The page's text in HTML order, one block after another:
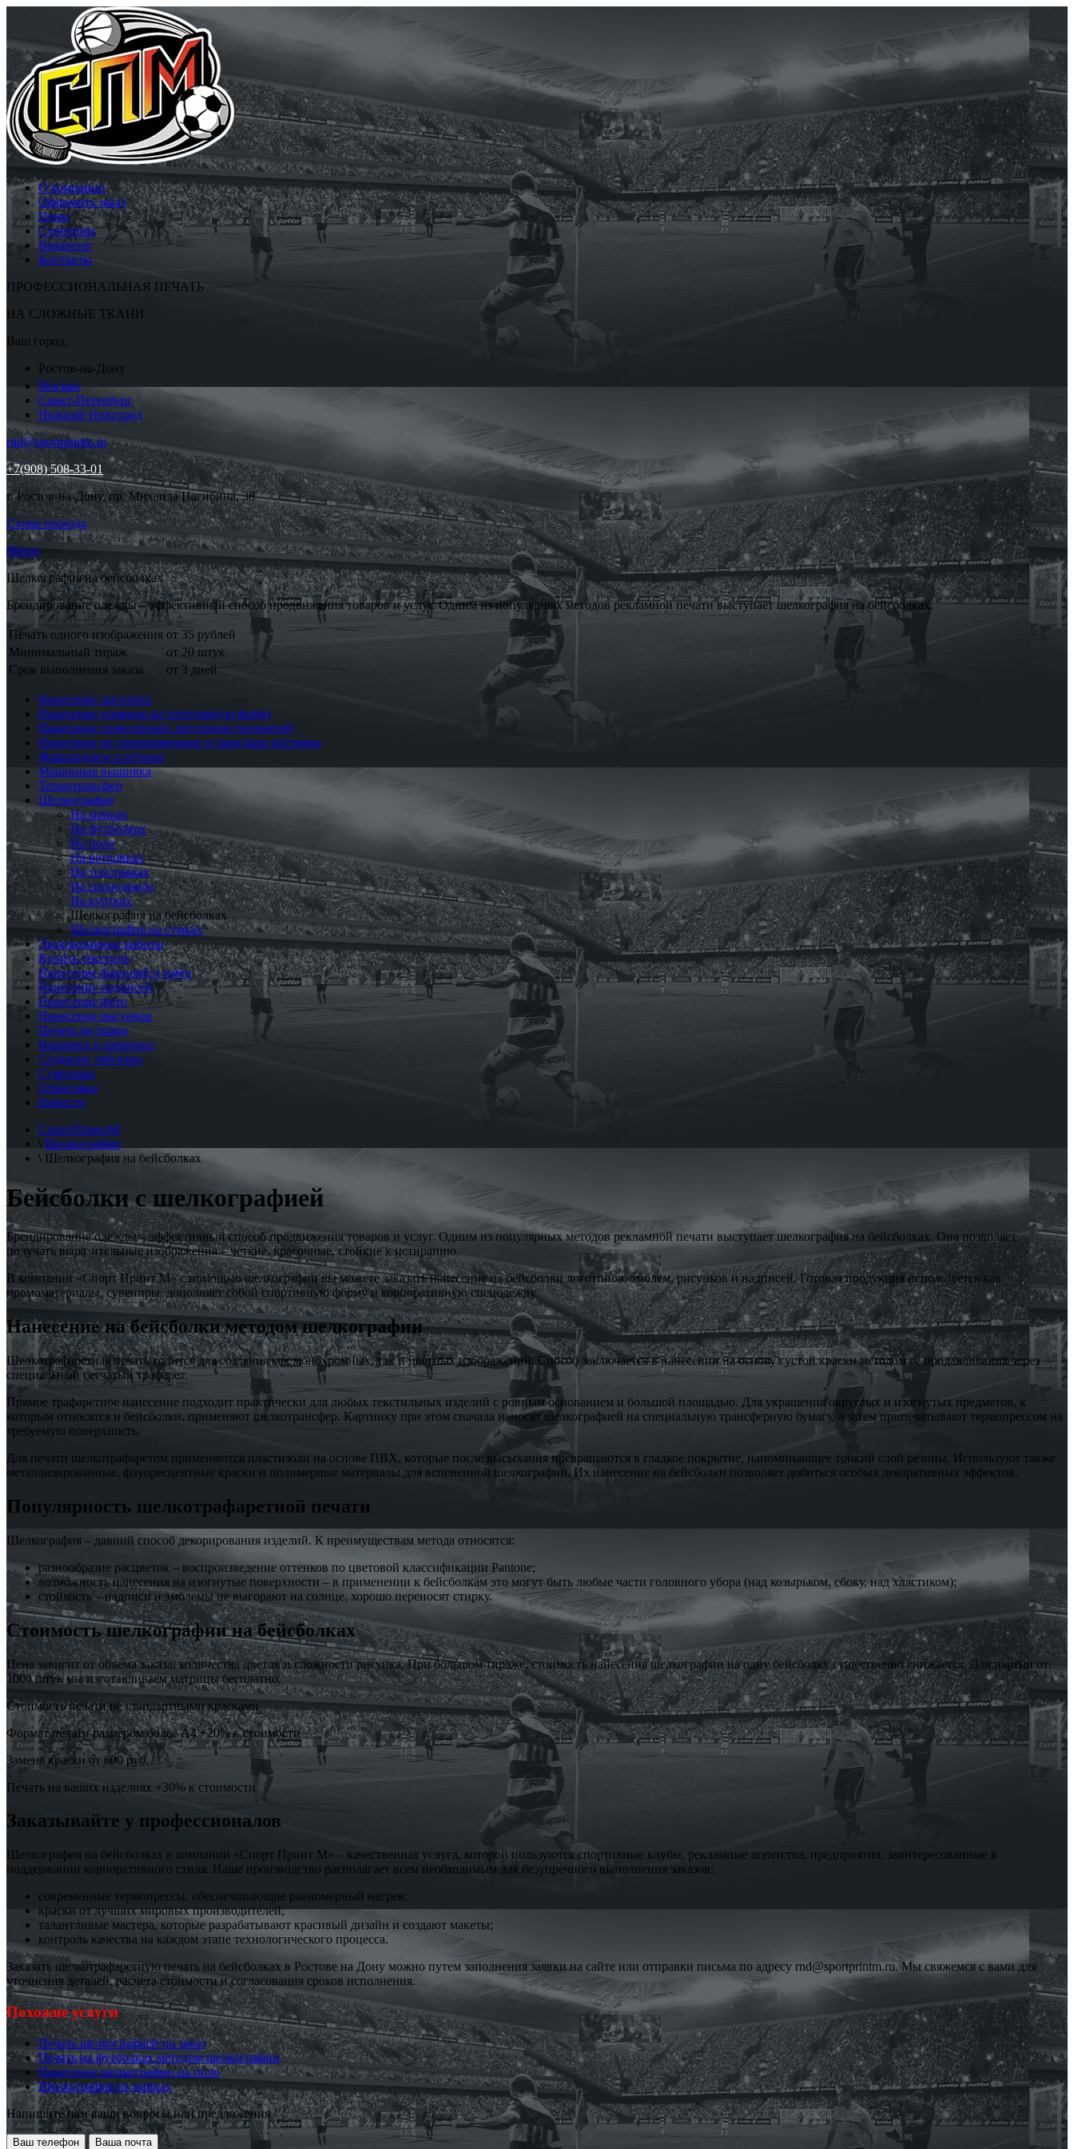
О компании
Оформить заказ
Цены
Сувениры
Вакансии
Контакты
ПРОФЕССИОНАЛЬНАЯ ПЕЧАТЬ
НА СЛОЖНЫЕ ТКАНИ
Ваш город,
Ростов-на-Дону
Москва
Санкт-Петербург
Нижний Новгород
rnd@sportprintm.ru
+7(908) 508-33-01
г. Ростов-на-Дону, пр. Михаила Нагибина, 38
Схема проезда
Меню
Шелкография на бейсболках
Брендирование одежды – эффективный способ продвижения товаров и услуг. Одним из популярных методов рекламной печати выступает шелкография на бейсболках.
Печать одного изображения от 35 рублей
Минимальный тираж
от 20 штук
Срок выполнения заказа
от 3 дней
Нанесение логотипа
Нанесение номеров на спортивную форму
Нанесение спонсорских логотипов (надписей)
Нанесение на тренировочные и парадные костюмы
Жаккардовое плетение
Машинная вышивка
Термотрансфер
Шелкография
На майках
На футболках
На поло
На ветровках
На толстовках
На спецодежде
На куртках
Шелкография на бейсболках
Шелкография на сумках
Эксклюзивные работы
Купить текстиль
Нанесение фамилий и имён
Нанесение надписей
Нанесение фото
Нанесение рисунков
Печать на ткани
Нашивки и шевроны
Создание эмблемы
Сувениры
Отрисовка
Новости
СпортПринтМ
\ Шелкография
\ Шелкография на бейсболках
Бейсболки с шелкографией
Брендирование одежды – эффективный способ продвижения товаров и услуг. Одним из популярных методов рекламной печати выступает шелкография на бейсболках. Она позволяет
получать выразительные изображения – четкие, красочные, стойкие к истиранию.
В компании «Спорт Принт М» с помощью шелкографии вы можете заказать нанесение на бейсболки логотипов, эмблем, рисунков и надписей. Готовая продукция используется как
промоматериалы, сувениры, дополняет собой спортивную форму и корпоративную спецодежду.
Нанесение на бейсболки методом шелкографии
Шелкотрафаретная печать годится для создания как монохромных, так и цветных изображений. Способ заключается в нанесении на основу густой краски методом ее продавливания через
специальный сетчатый трафарет.
Прямое трафаретное нанесение подходит практически для любых текстильных изделий с ровным основанием и большой площадью. Для украшения округлых и изогнутых предметов, к
которым относятся и бейсболки, применяют шелкотрансфер. Картинку при этом сначала наносят шелкографией на специальную трансферную бумагу, а затем припечатывают термопрессом на
требуемую поверхность.
Для печати шелкотрафаретом применяются пластизоли на основе ПВХ, которые после высыхания превращаются в гладкое покрытие, напоминающее тонкий слой резины. Используют также
металлизированные, флуоресцентные краски и полимерные материалы для вспененной шелкографии. Их нанесение на бейсболки позволяет добиться особых декоративных эффектов.
Популярность шелкотрафаретной печати
Шелкография – давний способ декорирования изделий. К преимуществам метода относятся:
разнообразие расцветок – воспроизведение оттенков по цветовой классификации Pantone;
возможность нанесения на изогнутые поверхности – в применении к бейсболкам это могут быть любые части головного убора (над козырьком, сбоку, над хлястиком);
стойкость – надписи и эмблемы не выгорают на солнце, хорошо переносят стирку.
Стоимость шелкографии на бейсболках
Цена зависит от объема заказа, количества цветов и сложности рисунка. При большом тираже, стоимость нанесения шелкографии на одну бейсболку существенно снижается. Для партии от
1000 штук мы изготавливаем матрицы бесплатно.
Стоимость печати не стандартными красками
Формат печати размером более А4 +20% к стоимости
Замена краски от 600 руб.
Печать на ваших изделиях +30% к стоимости
Заказывайте у профессионалов
Шелкография на бейсболках в компании «Спорт Принт М» – качественная услуга, которой пользуются спортивные клубы, рекламные агентства, предприятия, заинтересованные в
поддержании корпоративного стиля. Наше производство располагает всем необходимым для безупречного выполнения заказов:
современные термопрессы, обеспечивающие равномерный нагрев;
краски от лучших мировых производителей;
талантливые мастера, которые разрабатывают красивый дизайн и создают макеты;
контроль качества на каждом этапе технологического процесса.
Заказать шелкотрафаретную печать на бейсболках в Ростове на Дону можно путем заполнения заявки на сайте или отправки письма по адресу rnd@sportprintm.ru. Мы свяжемся с вами для
уточнения деталей, расчета стоимости и согласования сроков исполнения.
Похожие услуги
Печать шелкографией на заказ
Печать на футболках методом шелкографии
Нанесение шелкографии на поло
Шелкография на майках
Напишите нам ваши вопросы или предложения
Ваш телефон Ваша почта